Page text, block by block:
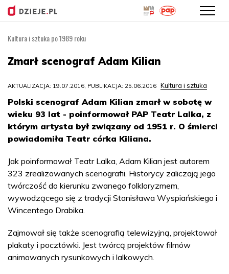
treści
Kultura i sztuka po 1989 roku
Zmarł scenograf Adam Kilian
AKTUALIZACJA: 19.07.2016, PUBLIKACJA: 25.06.2016 Kultura i sztuka
Polski scenograf Adam Kilian zmarł w sobotę w
wieku 93 lat - poinformował PAP Teatr Lalka, z
którym artysta był związany od 1951 r. O śmierci
powiadomiła Teatr córka Kiliana.
Jak poinformował Teatr Lalka, Adam Kilian jest autorem
323 zrealizowanych scenografii. Historycy zaliczają jego
twórczość do kierunku zwanego folkloryzmem,
wywodzącego się z tradycji Stanisława Wyspiańskiego i
Wincentego Drabika.
Zajmował się także scenografią telewizyjną, projektował
plakaty i pocztówki. Jest twórcą projektów filmów
animowanych rysunkowych i lalkowych.